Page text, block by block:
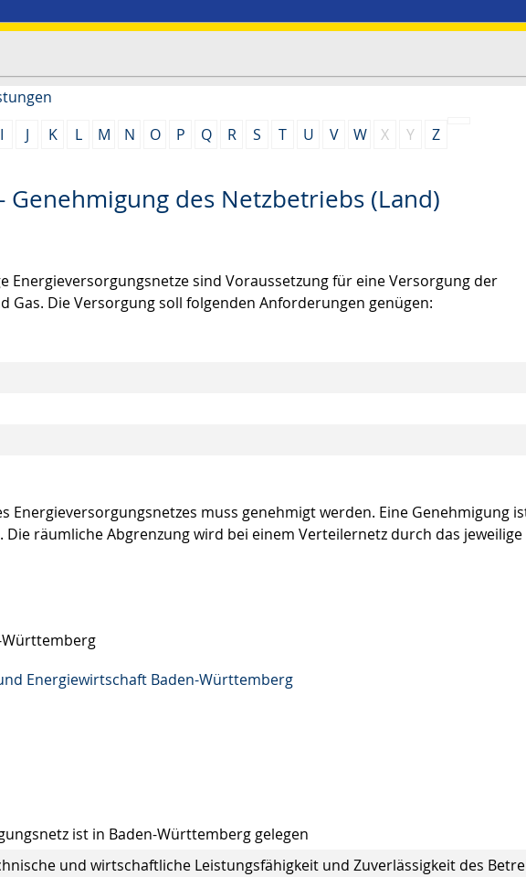
I J K L M N O P Q R S T U V W X Y Z
Genehmigung des Netzbetriebs (Land)
Energieversorgungsnetze sind Voraussetzung für eine Versorgung der
Gas. Die Versorgung soll folgenden Anforderungen genügen:
Energieversorgungsnetzes muss genehmigt werden. Eine Genehmigung
Die räumliche Abgrenzung wird bei einem Verteilernetz durch das jeweilige
Energiewirtschaft Baden-Württemberg
ist in Baden-Württemberg gelegen
und wirtschaftliche Leistungsfähigkeit und Zuverlässigkeit des